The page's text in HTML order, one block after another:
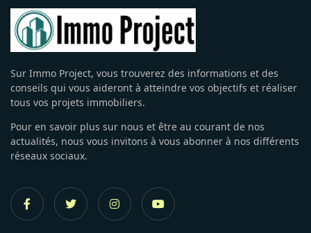
Sur Immo Project, vous trouverez des informations et des
conseils qui vous aideront à atteindre vos objectifs et réaliser
tous vos projets immobiliers.
Pour en savoir plus sur nous et être au courant de nos
actualités, nous vous invitons à vous abonner à nos différents
réseaux sociaux.